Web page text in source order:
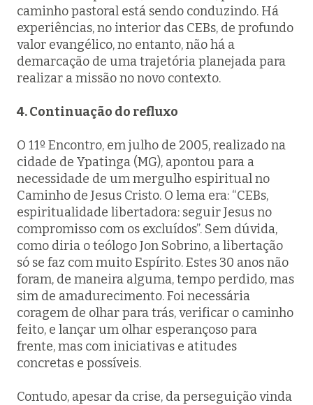
caminho pastoral está sendo conduzindo. Há
experiências, no interior das CEBs, de profundo
valor evangélico, no entanto, não há a
demarcação de uma trajetória planejada para
realizar a missão no novo contexto.
4. Continuação do refluxo
O 11º Encontro, em julho de 2005, realizado na
cidade de Ypatinga (MG), apontou para a
necessidade de um mergulho espiritual no
Caminho de Jesus Cristo. O lema era: “CEBs,
espiritualidade libertadora: seguir Jesus no
compromisso com os excluídos”. Sem dúvida,
como diria o teólogo Jon Sobrino, a libertação
só se faz com muito Espírito. Estes 30 anos não
foram, de maneira alguma, tempo perdido, mas
sim de amadurecimento. Foi necessária
coragem de olhar para trás, verificar o caminho
feito, e lançar um olhar esperançoso para
frente, mas com iniciativas e atitudes
concretas e possíveis.
Contudo, apesar da crise, da perseguição vinda